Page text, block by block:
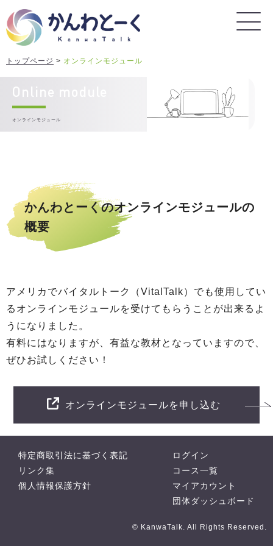
トップページ > オンラインモジュール
Online module
オンラインモジュール
かんわとーくのオンラインモジュールの
概要
アメリカでバイタルトーク（VitalTalk）でも使用してい
るオンラインモジュールを受けてもらうことが出来るよ
うになりました。
有料にはなりますが、有益な教材となっていますので、
ぜひお試しください！
オンラインモジュールを申し込む
特定商取引法に基づく表記
リンク集
個人情報保護方針
ログイン
コース一覧
マイアカウント
団体ダッシュボード
© KanwaTalk. All Rights Reserved.